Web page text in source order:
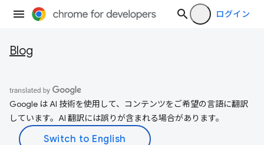
ログイン
Blog
Google は AI 技術を使用して、コンテンツをご希望の言語に翻訳
しています。AI 翻訳には誤りが含まれる場合があります。